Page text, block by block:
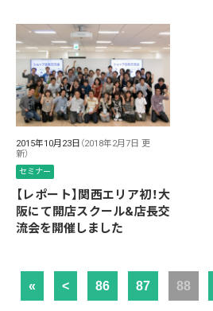
2015年10月23日 （2018年2月7日 更
新）
セミナー
【レポート】関西エリア初！大
阪にて開店スクール&店長交
流会を開催しました
« < 86 87 88